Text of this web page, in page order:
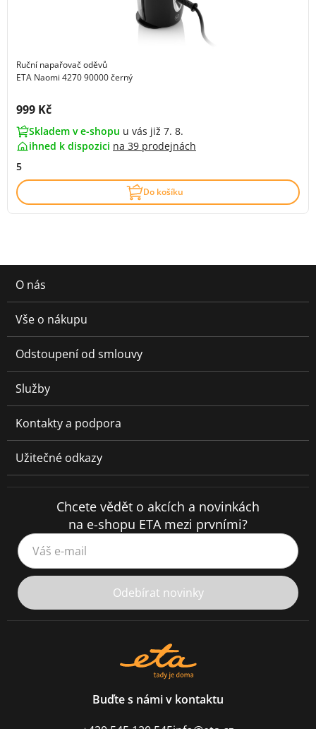
Ruční napařovač oděvů
ETA Naomi 4270 90000 černý
Cena s DPH:
999 Kč
Skladem v e-shopu u vás již 7. 8.
ihned k dispozici na 39 prodejnách
5
Do košíku
O nás
Vše o nákupu
Odstoupení od smlouvy
Služby
Kontakty a podpora
Užitečné odkazy
Chcete vědět o akcích a novinkách
na e-shopu ETA mezi prvními?
Váš e-mail
Odebírat novinky
Buďte s námi v kontaktu